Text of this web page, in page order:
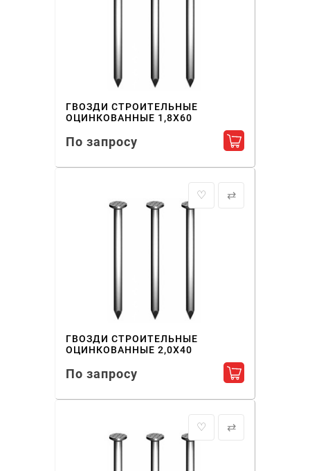
ГВОЗДИ СТРОИТЕЛЬНЫЕ
ОЦИНКОВАННЫЕ 1,8X60
По запросу Добавить в
♡ ⇄
ГВОЗДИ СТРОИТЕЛЬНЫЕ
ОЦИНКОВАННЫЕ 2,0X40
По запросу Добавить в
♡ ⇄